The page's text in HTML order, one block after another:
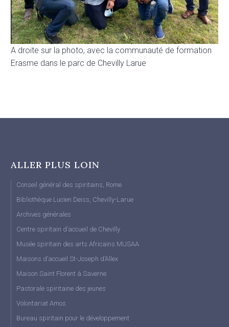
A droite sur la photo, avec la communauté de formation
Erasme dans le parc de Chevilly Larue
ALLER PLUS LOIN
Conseil général des spiritains, Rome
Bibliothèque Lucien Deiss, Chevilly-Larue
Archives générales
Centre spiritain d’accueil de Chevilly
Musée spiritain des arts Africains MUSAA
Maisons d’accueil St-Joseph d’Allex
Maison Saint Florent à Saverne
Pastorale spiritaine des jeunes
Volontariat Amos
Bureau spiritain pour le développement